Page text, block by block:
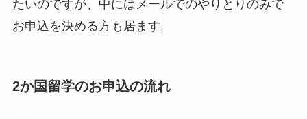
たいのですが、中にはメールでのやりとりのみで
お申込を決める方も居ます。
2か国留学のお申込の流れ